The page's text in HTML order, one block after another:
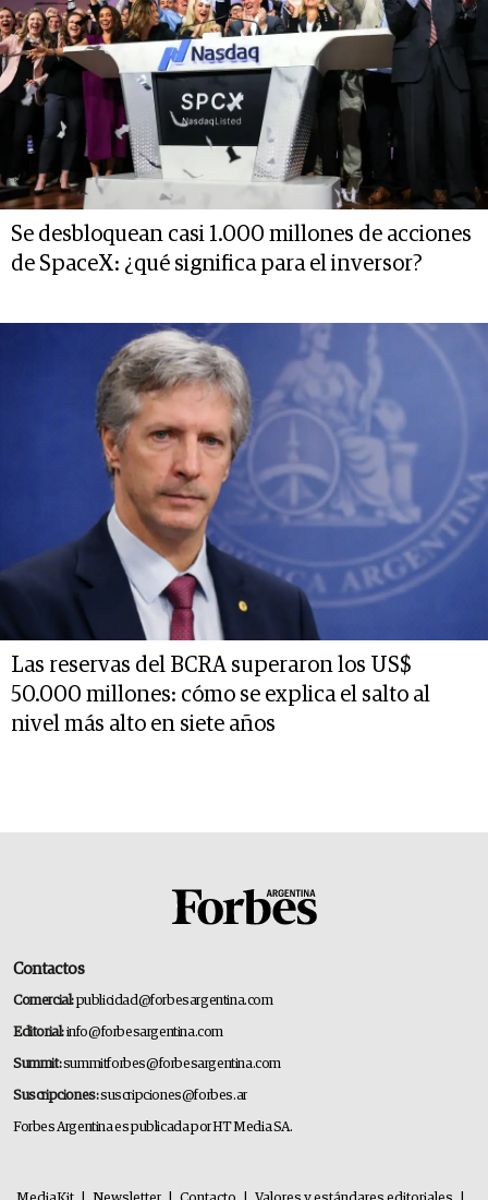
Se desbloquean casi 1.000 millones de acciones
de SpaceX: ¿qué significa para el inversor?
Las reservas del BCRA superaron los US$
50.000 millones: cómo se explica el salto al
nivel más alto en siete años
Contactos
Comercial:publicidad@forbesargentina.com
Editorial:info@forbesargentina.com
Summit:summitforbes@forbesargentina.com
Suscripciones:suscripciones@forbes.ar
Forbes Argentina es publicada por HT Media SA.